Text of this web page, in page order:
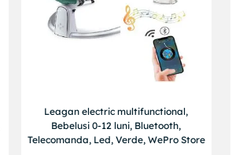
Leagan electric multifunctional,
Bebelusi 0-12 luni, Bluetooth,
Telecomanda, Led, Verde, WePro Store